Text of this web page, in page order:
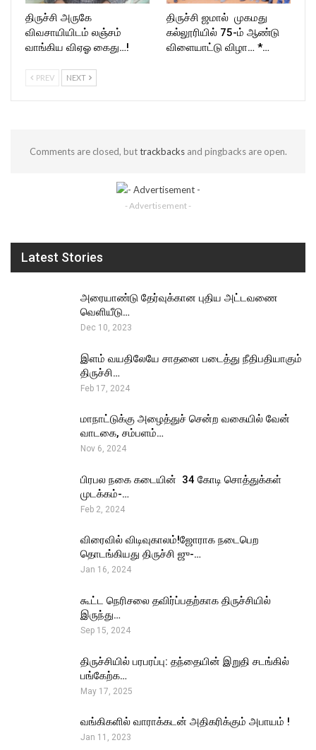
திருச்சி அருகே
விவசாயியிடம் லஞ்சம்
வாங்கிய விஏஓ கைது…!
திருச்சி ஜமால் முகமது
கல்லூரியில் 75-ம் ஆண்டு
விளையாட்டு விழா… *…
PREV NEXT
Comments are closed, buttrackbacksand pingbacks are open.
- Advertisement -
Latest Stories
அரையாண்டு தேர்வுக்கான புதிய அட்டவணை
வெளியீடு…
Dec 10, 2023
இளம் வயதிலேயே சாதனை படைத்து நீதிபதியாகும்
திருச்சி…
Feb 17, 2024
மாநாட்டுக்கு அழைத்துச் சென்ற வகையில் வேன்
வாடகை, சம்பளம்…
Nov 6, 2024
பிரபல நகை கடையின் ₹ 34 கோடி சொத்துக்கள்
முடக்கம்-…
Feb 2, 2024
விரைவில் விடிவுகாலம்!ஜோராக நடைபெற
தொடங்கியது திருச்சி ஜு-…
Jan 16, 2024
கூட்ட நெரிசலை தவிர்ப்பதற்காக திருச்சியில்
இருந்து…
Sep 15, 2024
திருச்சியில் பரபரப்பு: தந்தையின் இறுதி சடங்கில்
பங்கேற்க…
May 17, 2025
வங்கிகளில் வாராக்கடன் அதிகரிக்கும் அபாயம் !
Jan 11, 2023